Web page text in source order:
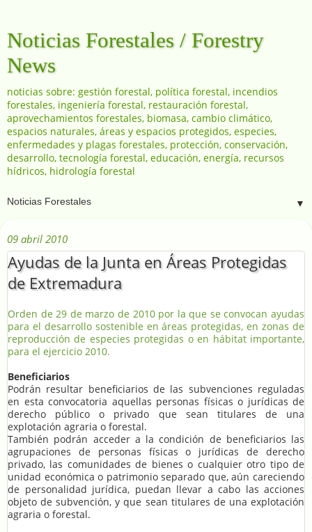
Noticias Forestales / Forestry
News
noticias sobre: gestión forestal, política forestal, incendios
forestales, ingeniería forestal, restauración forestal,
aprovechamientos forestales, biomasa, cambio climático,
espacios naturales, áreas y espacios protegidos, especies,
enfermedades y plagas forestales, protección, conservación,
desarrollo, tecnología forestal, educación, energía, recursos
hídricos, hidrología forestal
▼
09 abril 2010
Ayudas de la Junta en Áreas Protegidas
de Extremadura
Orden de 29 de marzo de 2010 por la que se convocan ayudas
para el desarrollo sostenible en áreas protegidas, en zonas de
reproducción de especies protegidas o en hábitat importante,
para el ejercicio 2010.
Beneficiarios
Podrán resultar beneficiarios de las subvenciones reguladas
en esta convocatoria aquellas personas físicas o jurídicas de
derecho público o privado que sean titulares de una
explotación agraria o forestal.
También podrán acceder a la condición de beneficiarios las
agrupaciones de personas físicas o jurídicas de derecho
privado, las comunidades de bienes o cualquier otro tipo de
unidad económica o patrimonio separado que, aún careciendo
de personalidad jurídica, puedan llevar a cabo las acciones
objeto de subvención, y que sean titulares de una explotación
agraria o forestal.